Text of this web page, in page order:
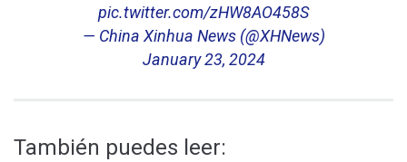
pic.twitter.com/zHW8AO458S
— China Xinhua News (@XHNews)
January 23, 2024
También puedes leer: